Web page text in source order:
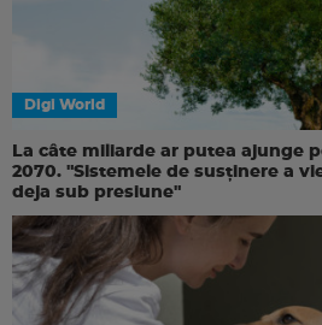
Digi World
La câte miliarde ar putea ajunge
2070. "Sistemele de susținere a
deja sub presiune"